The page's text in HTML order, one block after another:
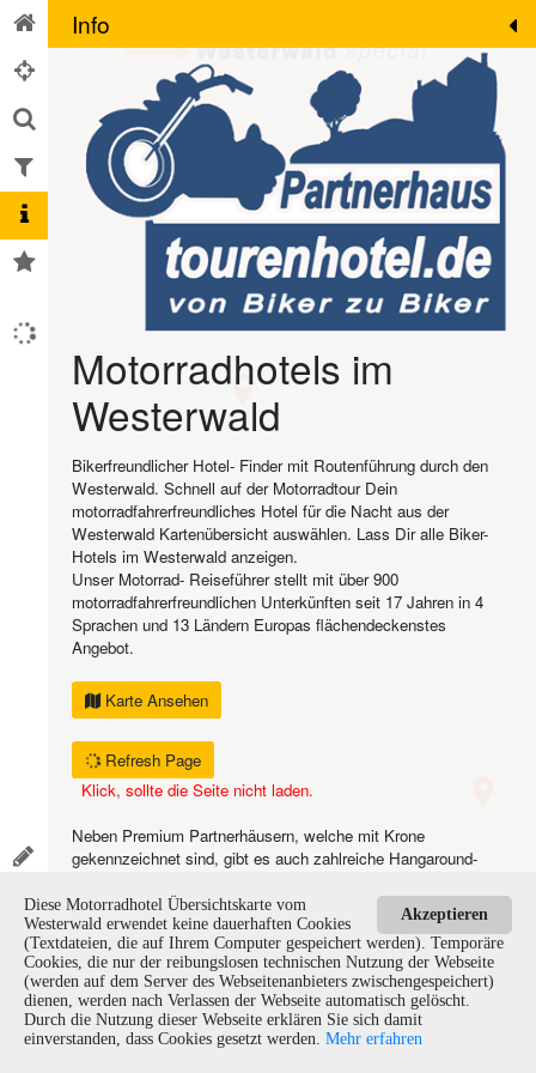
2020
Info
Motorradhotels im
Westerwald
Bikerfreundlicher Hotel- Finder mit Routenführung durch den
Westerwald. Schnell auf der Motorradtour Dein
motorradfahrerfreundliches Hotel für die Nacht aus der
Westerwald Kartenübersicht auswählen. Lass Dir alle Biker-
Hotels im Westerwald anzeigen.
Unser Motorrad- Reiseführer stellt mit über 900
motorradfahrerfreundlichen Unterkünften seit 17 Jahren in 4
Sprachen und 13 Ländern Europas flächendeckenstes
Angebot.
Karte Ansehen
Refresh Page
Klick, sollte die Seite nicht laden.
Neben Premium Partnerhäusern, welche mit Krone
gekennzeichnet sind, gibt es auch zahlreiche Hangaround-
eingeschränkten Inhalten.
Über den den Button "Here I Am" kannst Du Deinen
aktuellen Standort lokalisieren und die nächsten Partnerhotels
um Dich herum anzeigen lassen oder eine Navigation starten.
Suchst Du einen bestimmten Ort oder eine Region, so nutze
Akzeptieren
Diese Motorradhotel Übersichtskarte vom
Westerwald erwendet keine dauerhaften Cookies
(Textdateien, die auf Ihrem Computer gespeichert werden). Temporäre
Cookies, die nur der reibungslosen technischen Nutzung der Webseite
(werden auf dem Server des Webseitenanbieters zwischengespeichert)
dienen, werden nach Verlassen der Webseite automatisch gelöscht.
Durch die Nutzung dieser Webseite erklären Sie sich damit
einverstanden, dass Cookies gesetzt werden. Mehr erfahren